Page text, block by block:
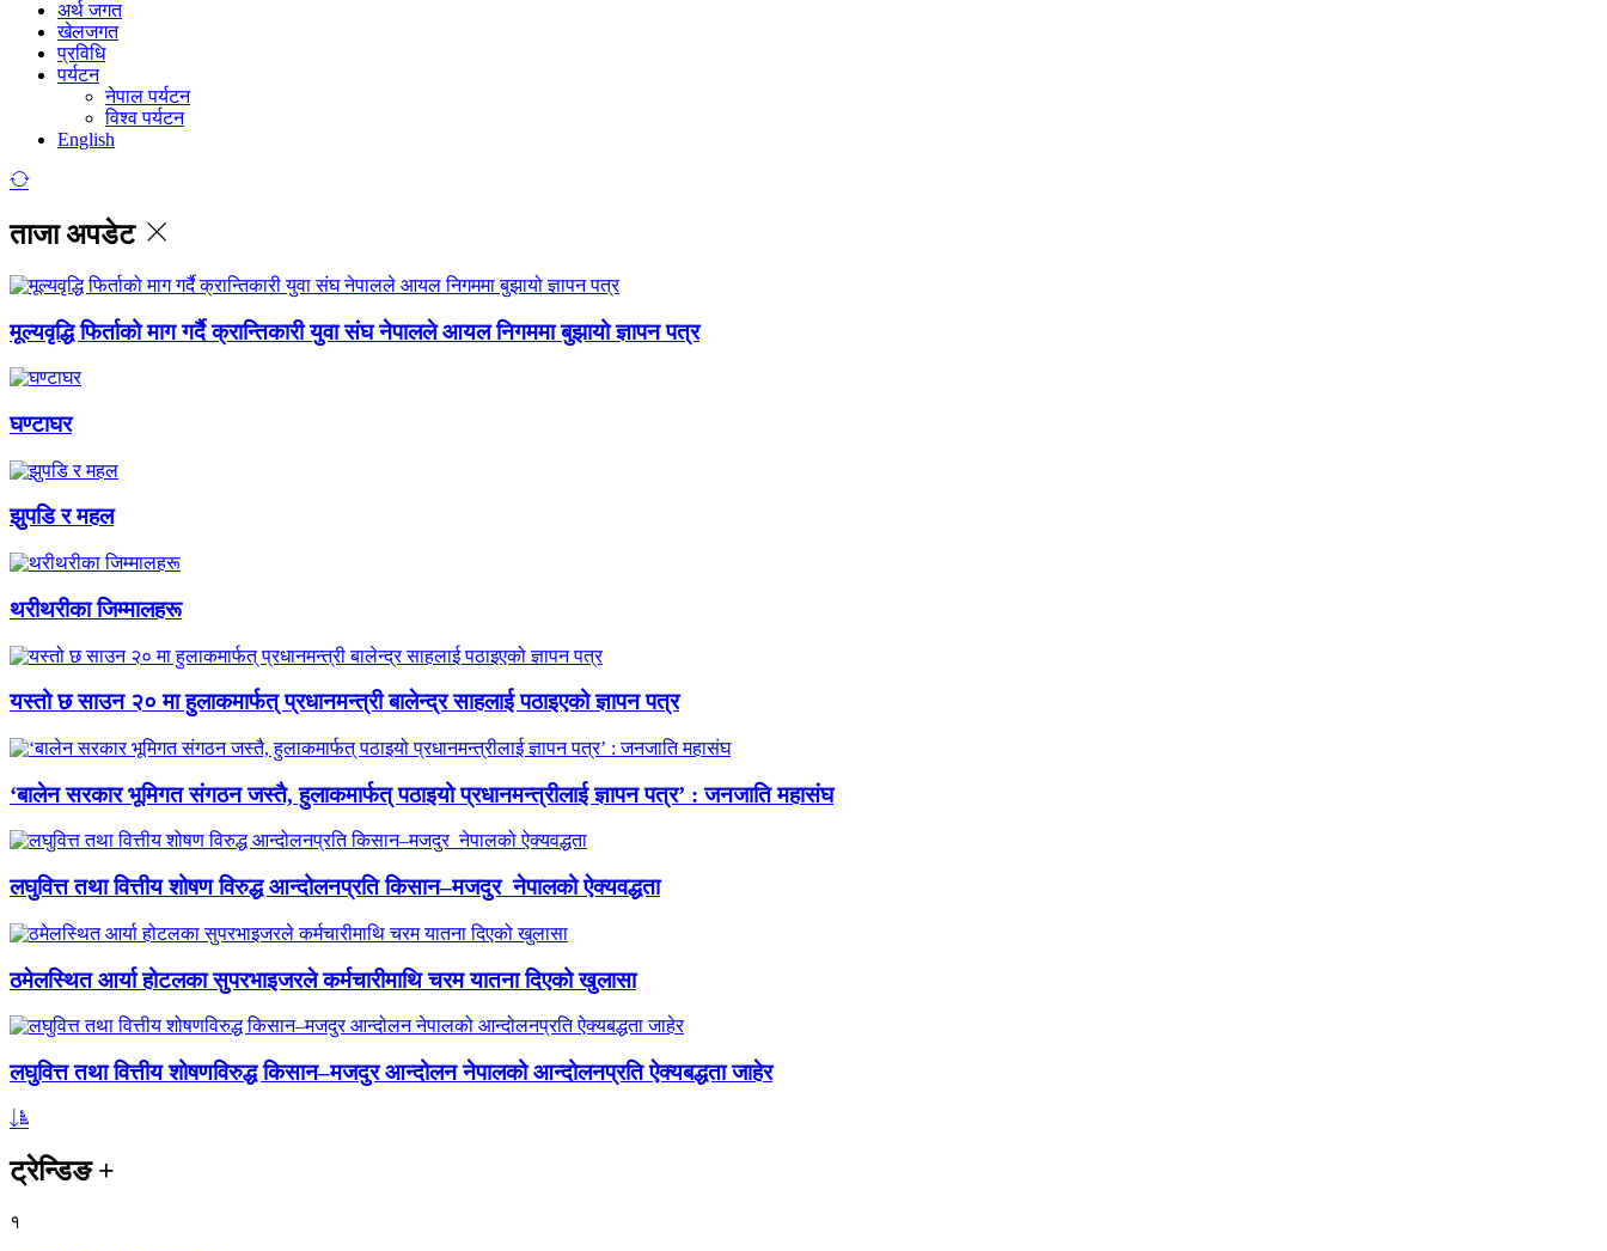
अर्थ जगत
खेलजगत
प्रविधि
पर्यटन
नेपाल पर्यटन
विश्व पर्यटन
English
ताजा अपडेट
मूल्यवृद्धि फिर्ताको माग गर्दै क्रान्तिकारी युवा संघ नेपालले आयल निगममा बुझायो ज्ञापन पत्र
घण्टाघर
झुपडि र महल
थरीथरीका जिम्मालहरू
यस्तो छ साउन २० मा हुलाकमार्फत् प्रधानमन्त्री बालेन्द्र साहलाई पठाइएको ज्ञापन पत्र
‘बालेन सरकार भूमिगत संगठन जस्तै, हुलाकमार्फत् पठाइयो प्रधानमन्त्रीलाई ज्ञापन पत्र’ : जनजाति महासंघ
लघुवित्त तथा वित्तीय शोषण विरुद्ध आन्दोलनप्रति किसान–मजदुर नेपालको ऐक्यवद्धता
ठमेलस्थित आर्या होटलका सुपरभाइजरले कर्मचारीमाथि चरम यातना दिएको खुलासा
लघुवित्त तथा वित्तीय शोषणविरुद्ध किसान–मजदुर आन्दोलन नेपालको आन्दोलनप्रति ऐक्यबद्धता जाहेर
ट्रेन्डिङ+
१